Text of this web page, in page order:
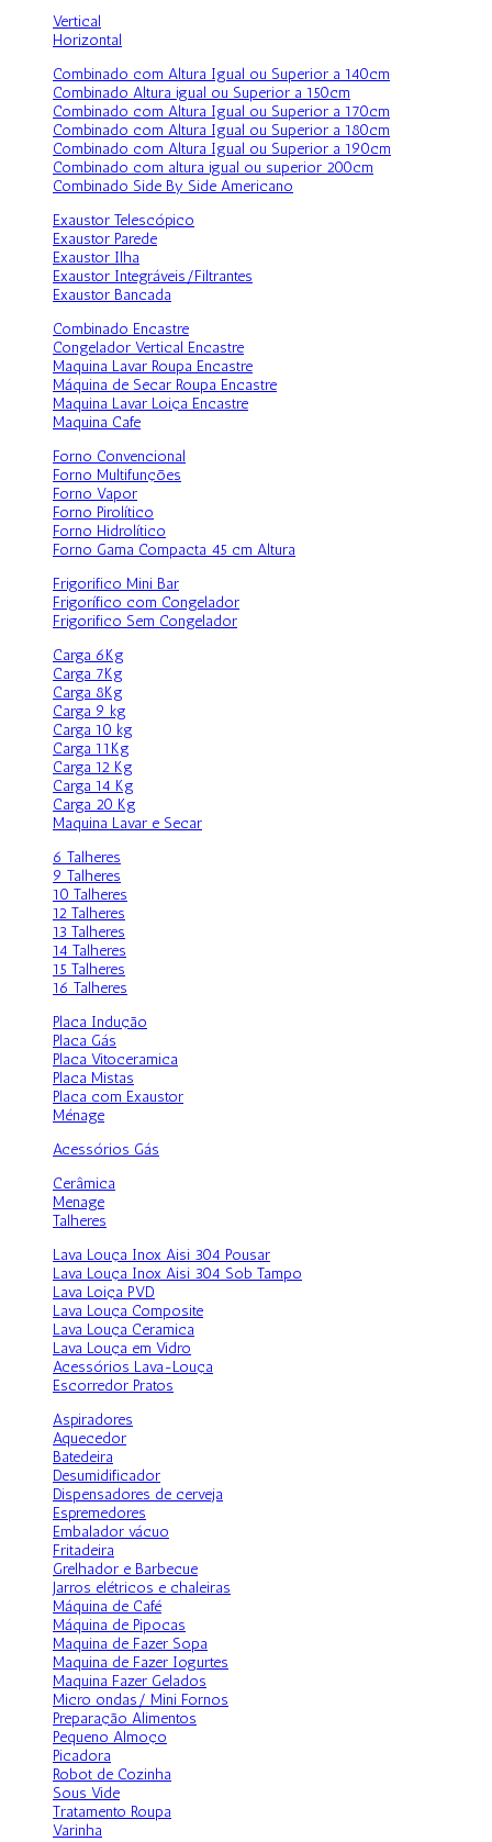
Vertical
Horizontal
Combinado com Altura Igual ou Superior a 140cm
Combinado Altura igual ou Superior a 150cm
Combinado com Altura Igual ou Superior a 170cm
Combinado com Altura Igual ou Superior a 180cm
Combinado com Altura Igual ou Superior a 190cm
Combinado com altura igual ou superior 200cm
Combinado Side By Side Americano
Exaustor Telescópico
Exaustor Parede
Exaustor Ilha
Exaustor Integráveis/Filtrantes
Exaustor Bancada
Combinado Encastre
Congelador Vertical Encastre
Maquina Lavar Roupa Encastre
Máquina de Secar Roupa Encastre
Maquina Lavar Loiça Encastre
Maquina Cafe
Forno Convencional
Forno Multifunções
Forno Vapor
Forno Pirolítico
Forno Hidrolítico
Forno Gama Compacta 45 cm Altura
Frigorifico Mini Bar
Frigorífico com Congelador
Frigorifico Sem Congelador
Carga 6Kg
Carga 7Kg
Carga 8Kg
Carga 9 kg
Carga 10 kg
Carga 11Kg
Carga 12 Kg
Carga 14 Kg
Carga 20 Kg
Maquina Lavar e Secar
6 Talheres
9 Talheres
10 Talheres
12 Talheres
13 Talheres
14 Talheres
15 Talheres
16 Talheres
Placa Indução
Placa Gás
Placa Vitoceramica
Placa Mistas
Placa com Exaustor
Ménage
Acessórios Gás
Cerâmica
Menage
Talheres
Lava Louça Inox Aisi 304 Pousar
Lava Louça Inox Aisi 304 Sob Tampo
Lava Loiça PVD
Lava Louça Composite
Lava Louça Ceramica
Lava Louça em Vidro
Acessórios Lava-Louça
Escorredor Pratos
Aspiradores
Aquecedor
Batedeira
Desumidificador
Dispensadores de cerveja
Espremedores
Embalador vácuo
Fritadeira
Grelhador e Barbecue
Jarros elétricos e chaleiras
Máquina de Café
Máquina de Pipocas
Maquina de Fazer Sopa
Maquina de Fazer Iogurtes
Maquina Fazer Gelados
Micro ondas/ Mini Fornos
Preparação Alimentos
Pequeno Almoço
Picadora
Robot de Cozinha
Sous Vide
Tratamento Roupa
Varinha